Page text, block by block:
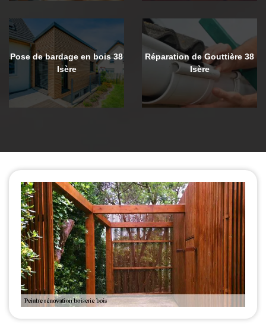
Pose de bardage en bois 38
Isère
Réparation de Gouttière 38
Isère